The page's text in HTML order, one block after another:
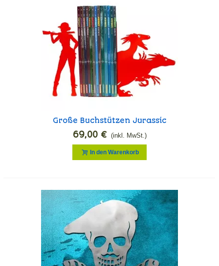
Große Buchstützen Jurassic
Hunters
69,00 € (inkl. MwSt.)
In den Warenkorb